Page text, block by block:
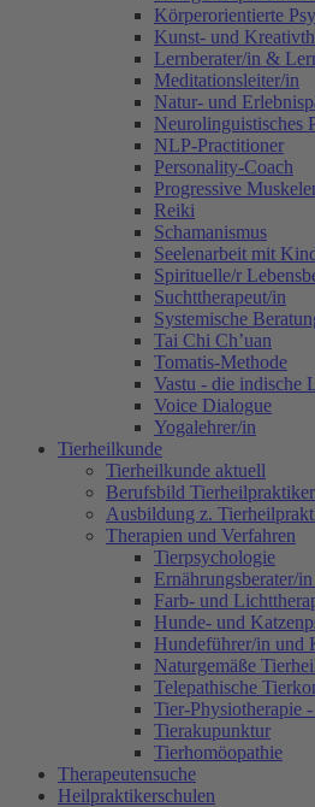
Körperorientierte
Kunst- und
Lernberater/in &
Meditationsleiter/in
Natur- und
Neurolinguistisches
NLP-Practitioner
Personality-Coach
Progressive
Reiki
Schamanismus
Seelenarbeit mit
Spirituelle/r
Suchttherapeut/in
Systemische
Tai Chi Ch’uan
Tomatis-Methode
Vastu - die indische
Voice Dialogue
Yogalehrer/in
Tierheilkunde
Tierheilkunde aktuell
Berufsbild
Ausbildung z.
Therapien und Verfahren
Tierpsychologie
Ernährungsberater/
Farb- und
Hunde- und
Hundeführer/in und
Naturgemäße
Telepathische
Tier-Physiotherapie
Tierakupunktur
Tierhomöopathie
Therapeutensuche
Heilpraktikerschulen